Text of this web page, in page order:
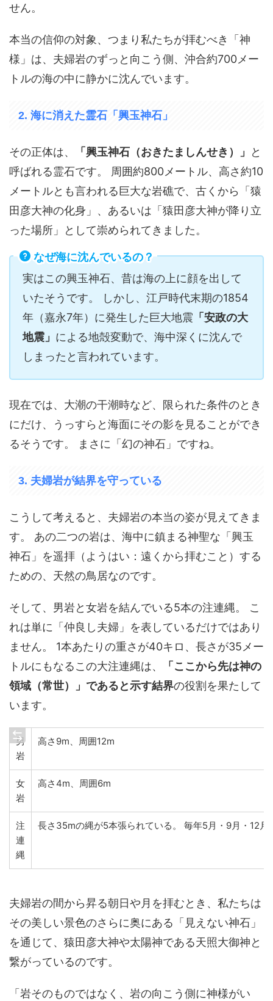
せん。
本当の信仰の対象、つまり私たちが拝むべき「神
様」は、夫婦岩のずっと向こう側、沖合約700メー
トルの海の中に静かに沈んでいます。
2. 海に消えた霊石「興玉神石」
その正体は、 「興玉神石（おきたましんせき）」
と
呼ばれる霊石です。 周囲約800メートル、高さ約10
メートルとも言われる巨大な岩礁で、古くから「猿
田彦大神の化身」、あるいは「猿田彦大神が降り立
った場所」として崇められてきました。
なぜ海に沈んでいるの？
実はこの興玉神石、昔は海の上に顔を出して
いたそうです。 しかし、江戸時代末期の1854
年（嘉永7年）に発生した巨大地震 「安政の大
地震」 による地殻変動で、海中深くに沈んで
しまったと言われています。
現在では、大潮の干潮時など、限られた条件のとき
にだけ、うっすらと海面にその影を見ることができ
るそうです。 まさに「幻の神石」ですね。
3. 夫婦岩が結界を守っている
こうして考えると、夫婦岩の本当の姿が見えてきま
す。 あの二つの岩は、海中に鎮まる神聖な「興玉
神石」を遥拝（ようはい：遠くから拝むこと）する
ための、天然の鳥居なのです。
そして、男岩と女岩を結んでいる5本の注連縄。 こ
れは単に「仲良し夫婦」を表しているだけではあり
ません。 1本あたりの重さが40キロ、長さが35メー
トルにもなるこの大注連縄は、
「ここから先は神の
領域（常世）」であると示す結界の役割を果たして
います。
男
岩
高さ9m、周囲12m
女
岩
高さ4m、周囲6m
注
連
縄
長さ35mの縄が5本張られている。 毎年5月・9月・12
夫婦岩の間から昇る朝日や月を拝むとき、私たちは
その美しい景色のさらに奥にある「見えない神石」
を通じて、猿田彦大神や太陽神である天照大御神と
繋がっているのです。
「岩そのものではなく、岩の向こう側に神様がい